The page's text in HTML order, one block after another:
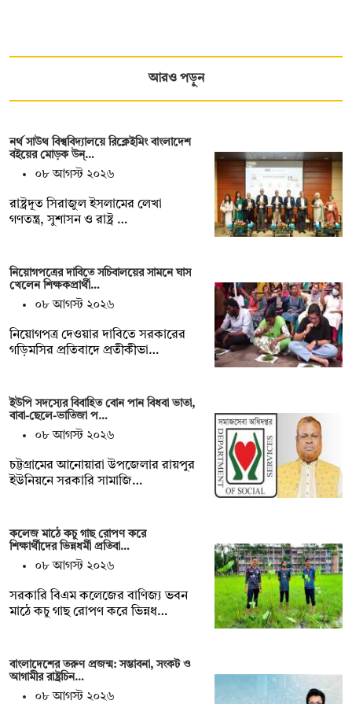
আরও পড়ুন
নর্থ সাউথ বিশ্ববিদ্যালয়ে রিক্লেইমিং বাংলাদেশ
বইয়ের মোড়ক উন্…
০৮ আগস্ট ২০২৬
রাষ্ট্রদূত সিরাজুল ইসলামের লেখা
গণতন্ত্র, সুশাসন ও রাষ্ট্র …
নিয়োগপত্রের দাবিতে সচিবালয়ের সামনে ঘাস
খেলেন শিক্ষকপ্রার্থী…
০৮ আগস্ট ২০২৬
নিয়োগপত্র দেওয়ার দাবিতে সরকারের
গড়িমসির প্রতিবাদে প্রতীকীভা…
ইউপি সদস্যের বিবাহিত বোন পান বিধবা ভাতা,
বাবা-ছেলে-ভাতিজা প…
০৮ আগস্ট ২০২৬
চট্টগ্রামের আনোয়ারা উপজেলার রায়পুর
ইউনিয়নে সরকারি সামাজি…
কলেজ মাঠে কচু গাছ রোপণ করে
শিক্ষার্থীদের ভিন্নধর্মী প্রতিবা…
০৮ আগস্ট ২০২৬
সরকারি বিএম কলেজের বাণিজ্য ভবন
মাঠে কচু গাছ রোপণ করে ভিন্নধ…
বাংলাদেশের তরুণ প্রজন্ম: সম্ভাবনা, সংকট ও
আগামীর রাষ্ট্রচিন…
০৮ আগস্ট ২০২৬